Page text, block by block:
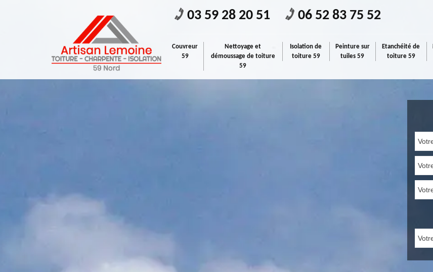
03 59 28 20 51 06 52 83 75 52
Couvreur
59
Nettoyage et
démoussage de toiture
59
Isolation de
toiture 59
Peinture sur
tuiles 59
Etanchéité de
toiture 59